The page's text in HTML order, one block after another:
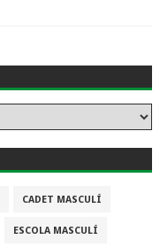
CADET MASCULÍ
ESCOLA MASCULÍ